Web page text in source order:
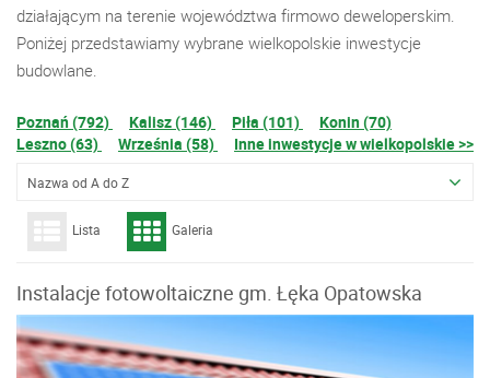
działającym na terenie województwa firmowo deweloperskim.
Poniżej przedstawiamy wybrane wielkopolskie inwestycje
budowlane.
Poznań (792) Kalisz (146) Piła (101)
Konin (70)
Leszno (63)
Września (58) Inne inwestycje w wielkopolskie >>
Nazwa od A do Z
Lista Galeria
Instalacje fotowoltaiczne gm. Łęka Opatowska